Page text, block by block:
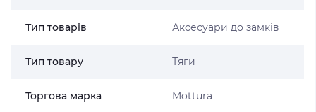
Тип товарів Аксесуари до замків
Тип товару Тяги
Торгова марка Mottura